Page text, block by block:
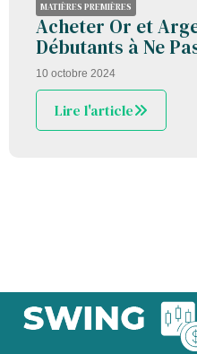
MATIÈRES PREMIÈRES
Acheter Or et
Débutants à Ne
10 octobre 2024
Lire l'article